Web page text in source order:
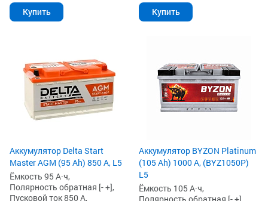
Купить Купить
Аккумулятор Delta Start
Master AGM (95 Ah) 850 А, L5
Ёмкость 95 А·ч,
Полярность обратная [- +],
Пусковой ток 850 А,
Аккумулятор BYZON Platinum
(105 Ah) 1000 А, (BYZ1050P)
L5
Ёмкость 105 А·ч,
Полярность обратная [- +],